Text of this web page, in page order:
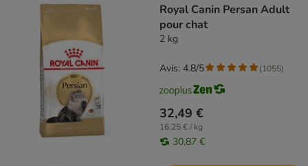
Royal Canin Persan Adult
pour chat
2 kg
32,49 €
16,25 € / kg
30,87 €
Avis: 4.8/5 (1055)